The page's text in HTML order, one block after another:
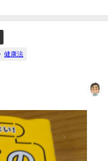
健康法